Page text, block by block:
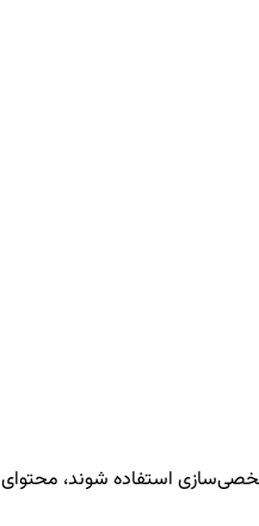
استفاده شوند، محتوای